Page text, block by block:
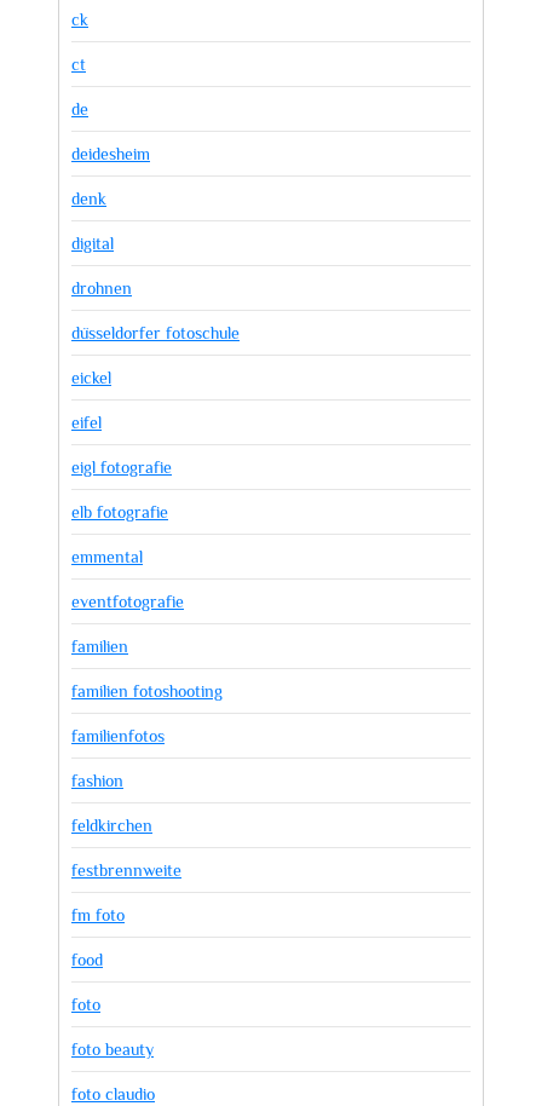
ck
ct
de
deidesheim
denk
digital
drohnen
düsseldorfer fotoschule
eickel
eifel
eigl fotografie
elb fotografie
emmental
eventfotografie
familien
familien fotoshooting
familienfotos
fashion
feldkirchen
festbrennweite
fm foto
food
foto
foto beauty
foto claudio